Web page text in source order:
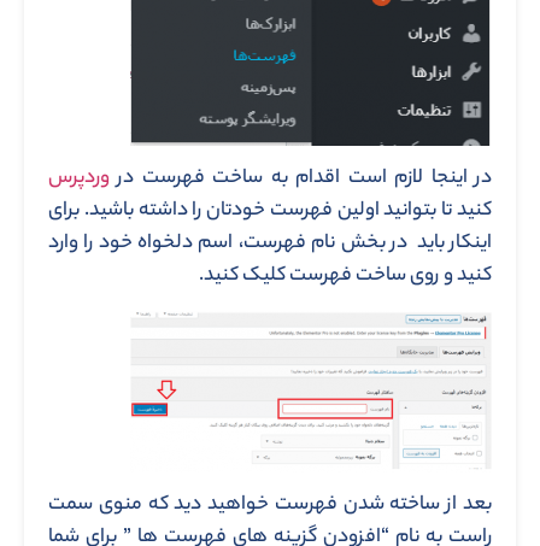
در اینجا لازم است اقدام به ساخت فهرست دروردپرس
کنید تا بتوانید اولین فهرست خودتان را داشته باشید. برای
اینکار باید در بخش نام فهرست، اسم دلخواه خود را وارد
کنید و روی ساخت فهرست کلیک کنید.
بعد از ساخته شدن فهرست خواهید دید که منوی سمت
راست به نام “افزودن گزینه های فهرست ها ” برای شما